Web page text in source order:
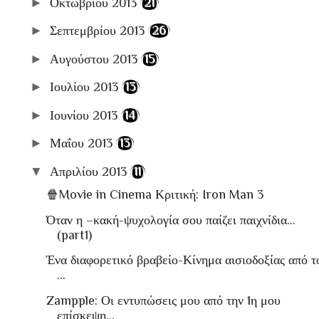
► Σεπτεμβρίου 2013 (26)
► Αυγούστου 2013 (15)
► Ιουλίου 2013 (13)
► Ιουνίου 2013 (14)
► Μαΐου 2013 (13)
▼ Απριλίου 2013 (11)
🍿Movie in Cinema Κριτική: Iron Man 3
Όταν η –κακή-ψυχολογία σου παίζει παιχνίδια…
(part1)
Ένα διαφορετικό βραβείο-Κίνημα αισιοδοξίας από
...
Zampple: Οι εντυπώσεις μου από την 1η μου
επίσκεψη...